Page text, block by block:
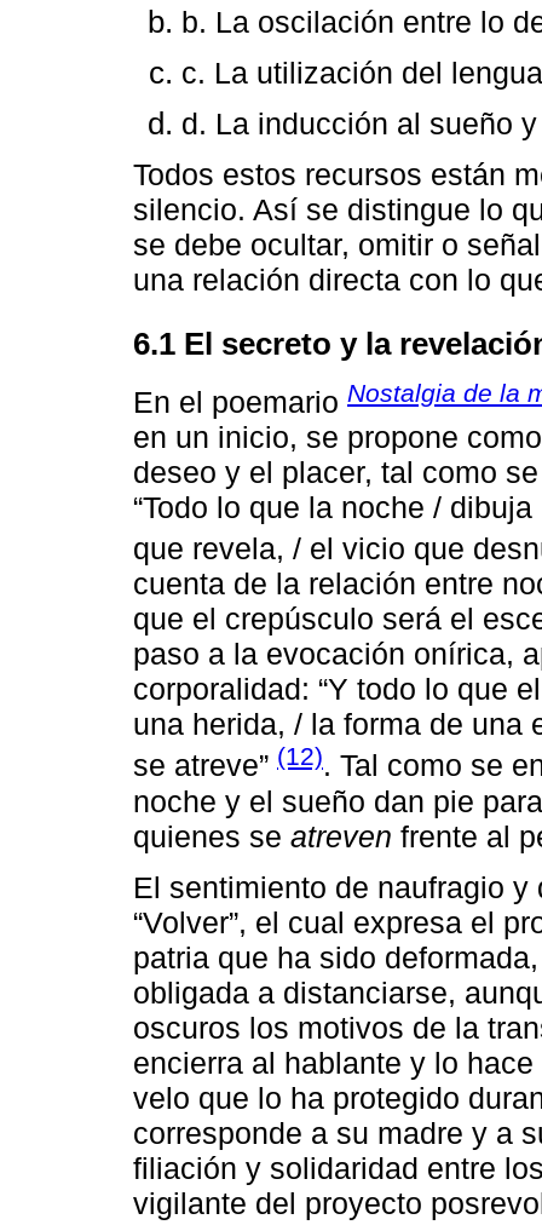
b. La oscilación entre lo
c. La utilización del
d. La inducción al sueño
Todos estos recursos están
silencio. Así se distingue lo
se debe ocultar, omitir o
una relación directa con lo
6.1 El secreto y la
En el poemario Nostalgia de la
en un inicio, se propone
deseo y el placer, tal como
“Todo lo que la noche /
que revela, / el vicio que
cuenta de la relación entre
que el crepúsculo será el
paso a la evocación onírica,
corporalidad: “Y todo lo que
una herida, / la forma de una
se atreve” (12). Tal como se
noche y el sueño dan pie
quienes se atreven frente al
El sentimiento de naufragio
“Volver”, el cual expresa el
patria que ha sido
obligada a distanciarse,
oscuros los motivos de la
encierra al hablante y lo
velo que lo ha protegido
corresponde a su madre y a
filiación y solidaridad entre
vigilante del proyecto